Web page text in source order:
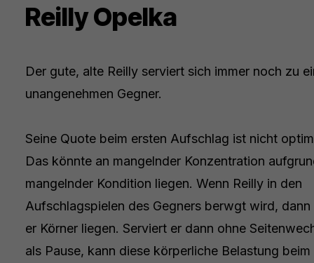
Reilly Opelka
Der gute, alte Reilly serviert sich immer noch zu
unangenehmen Gegner.
Seine Quote beim ersten Aufschlag ist nicht
Das könnte an mangelnder Konzentration
mangelnder Kondition liegen. Wenn Reilly in den
Aufschlagspielen des Gegners berwgt wird, dann
er Körner liegen. Serviert er dann ohne
als Pause, kann diese körperliche Belastung beim